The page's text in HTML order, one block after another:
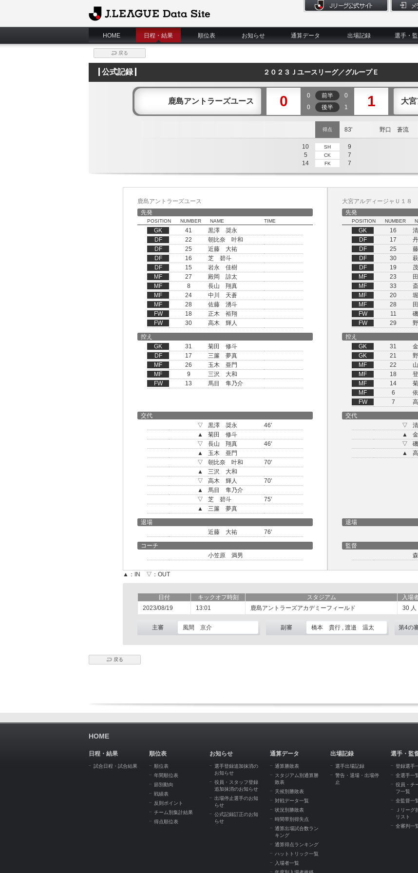
J.League Data Site
HOME 日程・結果 順位表 お知らせ 通算データ 出場記録 選手・
戻る
公式記録 ２０２３Ｊユースリーグ／グループＥ
鹿島アントラーズユース 0 0 前半
0
0
後半 1 1 大
得点 83' 野口 蒼流
10 SH
9
5
CK
7
14
FK 7
鹿島アントラーズユース
先発
POSITION NUMBER NAME TIME
GK 41
黒澤 奨永
DF
22
朝比奈 叶和
DF
25
近藤 大祐
DF
16
芝 碧斗
DF
15
岩永 佳樹
MF
27
殿岡 諒太
MF
8
長山 翔真
MF
24
中川 天蒼
MF
28
佐藤 湧斗
FW
18
正木 裕翔
FW
30 高木 輝人
大宮アルディージャＵ１８
先発
POSITION NUMBER
GK 16
DF
17
DF
25
DF
30
DF
19
MF
23
MF
33
MF
20
MF
28
FW
11
FW
29
控え
GK
31
菊田 修斗
DF
17
三簾 夢真
MF
26
玉木 亜門
MF
9
三沢 大和
FW
13 馬目 隼乃介
控え
GK
31
GK
21
MF
22
MF
18
MF
14
MF
6
FW
7
交代
▽
黒澤 奨永
46'
▲
菊田 修斗
▽
長山 翔真
46'
▲
玉木 亜門
▽
朝比奈 叶和
70'
▲
三沢 大和
▽
高木 輝人
70'
▲
馬目 隼乃介
▽
芝 碧斗
75'
▲
三簾 夢真
交代
▽
▲
▽
▲
退場
近藤 大祐
76'
退場
コーチ
小笠原 満男
監督
▲：IN ▽：OUT
日付 キックオフ時刻 スタジアム 入場
2023/08/19
13:01 鹿島アントラーズアカデミーフィールド 30 人
主審 風間 京介 副審 橋本 貴行 , 渡邉 温太 第4の
戻る
HOME
日程・結果
試合日程・試合結果
順位表
順位表
年間順位表
節別動向
戦績表
反則ポイント
チーム別集計結果
得点順位表
お知らせ
選手登録追加抹消の
お知らせ
役員・スタッフ登録
追加抹消のお知らせ
出場停止選手のお知
らせ
公式記録訂正のお知
らせ
通算データ
通算勝敗表
スタジアム別通算勝
敗表
天候別勝敗表
対戦データ一覧
状況別勝敗表
時間帯別得失点
通算出場試合数ラン
キング
通算得点ランキング
ハットトリック一覧
入場者一覧
出場記録
選手出場記録
警告・退場・出場停
止
選手・監
登録選手
全選手一
役員・チ
フ一覧
全監督一
Ｊリーグ
リスト
全審判一